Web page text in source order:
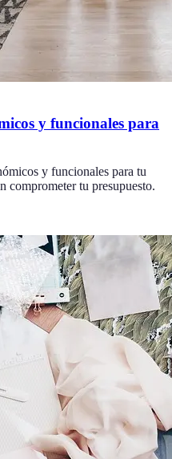
y funcionales para
y funcionales para tu
comprometer tu presupuesto.